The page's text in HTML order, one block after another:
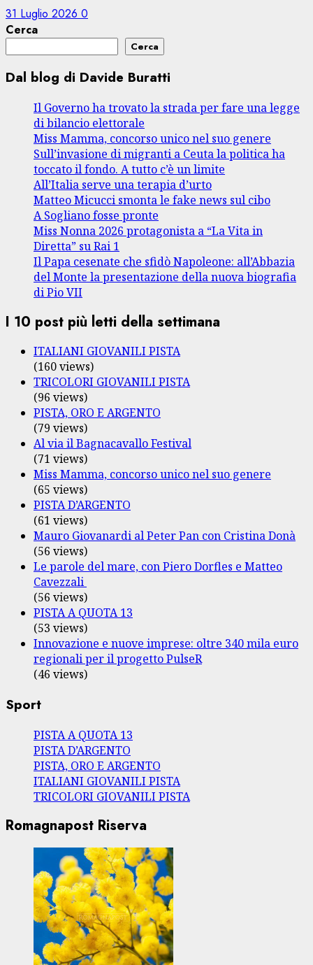
31 Luglio 2026 0
Cerca
Cerca
Dal blog di Davide Buratti
Il Governo ha trovato la strada per fare una legge
di bilancio elettorale
Miss Mamma, concorso unico nel suo genere
Sull’invasione di migranti a Ceuta la politica ha
toccato il fondo. A tutto c’è un limite
All’Italia serve una terapia d’urto
Matteo Micucci smonta le fake news sul cibo
A Sogliano fosse pronte
Miss Nonna 2026 protagonista a “La Vita in
Diretta” su Rai 1
Il Papa cesenate che sfidò Napoleone: all’Abbazia
del Monte la presentazione della nuova biografia
di Pio VII
I 10 post più letti della settimana
ITALIANI GIOVANILI PISTA
(160 views)
TRICOLORI GIOVANILI PISTA
(96 views)
PISTA, ORO E ARGENTO
(79 views)
Al via il Bagnacavallo Festival
(71 views)
Miss Mamma, concorso unico nel suo genere
(65 views)
PISTA D’ARGENTO
(61 views)
Mauro Giovanardi al Peter Pan con Cristina Donà
(56 views)
Le parole del mare, con Piero Dorfles e Matteo
Cavezzali
(56 views)
PISTA A QUOTA 13
(53 views)
Innovazione e nuove imprese: oltre 340 mila euro
regionali per il progetto PulseR
(46 views)
Sport
PISTA A QUOTA 13
PISTA D’ARGENTO
PISTA, ORO E ARGENTO
ITALIANI GIOVANILI PISTA
TRICOLORI GIOVANILI PISTA
Romagnapost Riserva